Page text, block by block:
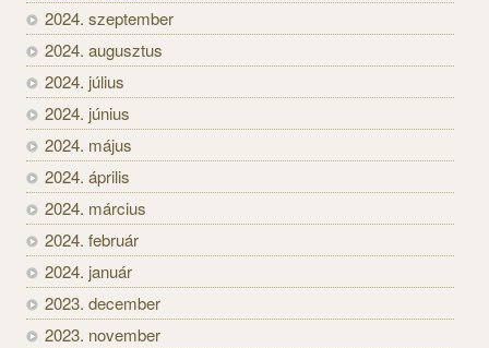
2024. szeptember
2024. augusztus
2024. július
2024. június
2024. május
2024. április
2024. március
2024. február
2024. január
2023. december
2023. november